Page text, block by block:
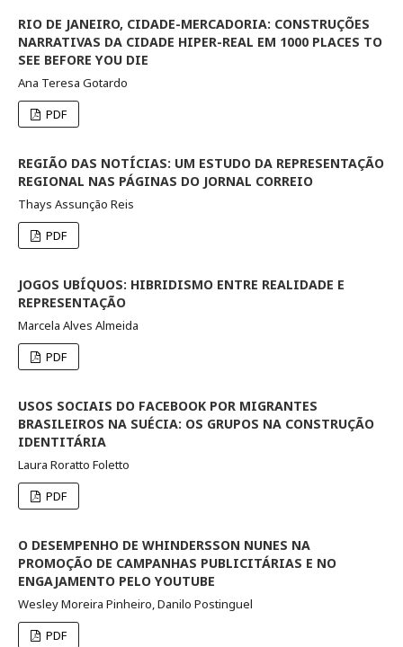
RIO DE JANEIRO, CIDADE-MERCADORIA: CONSTRUÇÕES
NARRATIVAS DA CIDADE HIPER-REAL EM 1000 PLACES TO
SEE BEFORE YOU DIE
Ana Teresa Gotardo
PDF
REGIÃO DAS NOTÍCIAS: UM ESTUDO DA REPRESENTAÇÃO
REGIONAL NAS PÁGINAS DO JORNAL CORREIO
Thays Assunção Reis
PDF
JOGOS UBÍQUOS: HIBRIDISMO ENTRE REALIDADE E
REPRESENTAÇÃO
Marcela Alves Almeida
PDF
USOS SOCIAIS DO FACEBOOK POR MIGRANTES
BRASILEIROS NA SUÉCIA: OS GRUPOS NA CONSTRUÇÃO
IDENTITÁRIA
Laura Roratto Foletto
PDF
O DESEMPENHO DE WHINDERSSON NUNES NA
PROMOÇÃO DE CAMPANHAS PUBLICITÁRIAS E NO
ENGAJAMENTO PELO YOUTUBE
Wesley Moreira Pinheiro, Danilo Postinguel
PDF